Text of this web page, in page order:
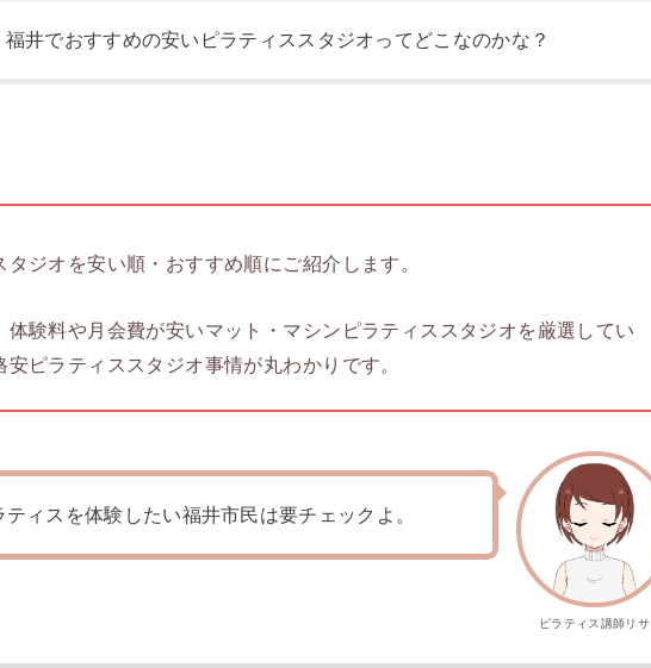
福井でおすすめの安いピラティススタジオってどこなのかな？
ジオを安い順・おすすめ順にご紹介します。
体験料や月会費が安いマット・マシンピラティススタジオを厳選してい
安ピラティススタジオ事情が丸わかりです。
ピラティス講師リサ
ィスを体験したい福井市民は要チェックよ。